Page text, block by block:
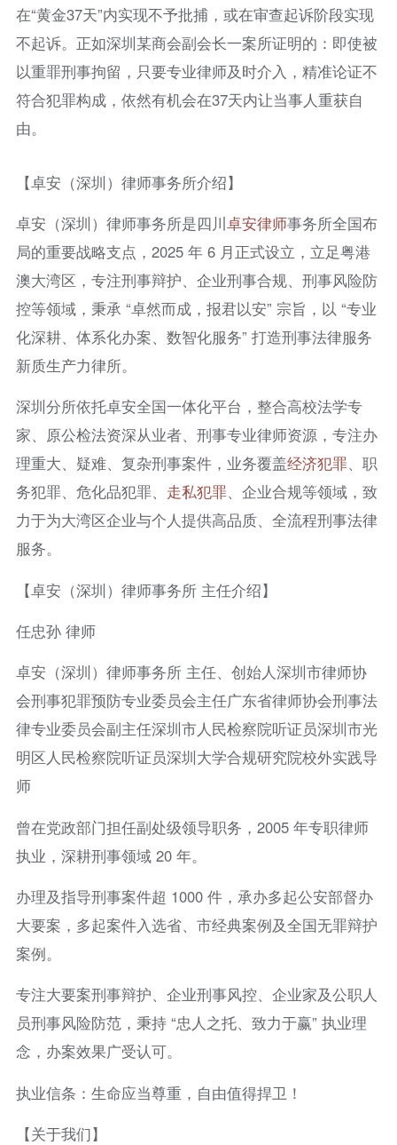
在“黄金37天”内实现不予批捕，或在审查起诉阶段实现
不起诉。正如深圳某商会副会长一案所证明的：即使被
以重罪刑事拘留，只要专业律师及时介入，精准论证不
符合犯罪构成，依然有机会在37天内让当事人重获自
由。
【卓安（深圳）律师事务所介绍】
卓安（深圳）律师事务所是四川卓安律师事务所全国布
局的重要战略支点，2025 年 6 月正式设立，立足粤港
澳大湾区，专注刑事辩护、企业刑事合规、刑事风险防
控等领域，秉承 “卓然而成，报君以安” 宗旨，以 “专业
化深耕、体系化办案、数智化服务” 打造刑事法律服务
新质生产力律所。
深圳分所依托卓安全国一体化平台，整合高校法学专
家、原公检法资深从业者、刑事专业律师资源，专注办
理重大、疑难、复杂刑事案件，业务覆盖经济犯罪、职
务犯罪、危化品犯罪、 走私犯罪、企业合规等领域，致
力于为大湾区企业与个人提供高品质、全流程刑事法律
服务。
【卓安（深圳）律师事务所 主任介绍】
任忠孙 律师
卓安（深圳）律师事务所 主任、创始人深圳市律师协
会刑事犯罪预防专业委员会主任广东省律师协会刑事法
律专业委员会副主任深圳市人民检察院听证员深圳市光
明区人民检察院听证员深圳大学合规研究院校外实践导
师
曾在党政部门担任副处级领导职务，2005 年专职律师
执业，深耕刑事领域 20 年。
办理及指导刑事案件超 1000 件，承办多起公安部督办
大要案，多起案件入选省、市经典案例及全国无罪辩护
案例。
专注大要案刑事辩护、企业刑事风控、企业家及公职人
员刑事风险防范，秉持 “忠人之托、致力于赢” 执业理
念，办案效果广受认可。
执业信条：生命应当尊重，自由值得捍卫！
【关于我们】